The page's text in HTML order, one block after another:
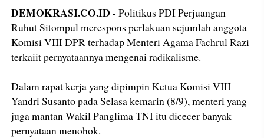
DEMOKRASI.CO.ID - Politikus PDI Perjuangan
Ruhut Sitompul merespons perlakuan sejumlah anggota
Komisi VIII DPR terhadap Menteri Agama Fachrul Razi
terkaiit pernyataannya mengenai radikalisme.
Dalam rapat kerja yang dipimpin Ketua Komisi VIII
Yandri Susanto pada Selasa kemarin (8/9), menteri yang
juga mantan Wakil Panglima TNI itu dicecer banyak
pernyataan menohok.